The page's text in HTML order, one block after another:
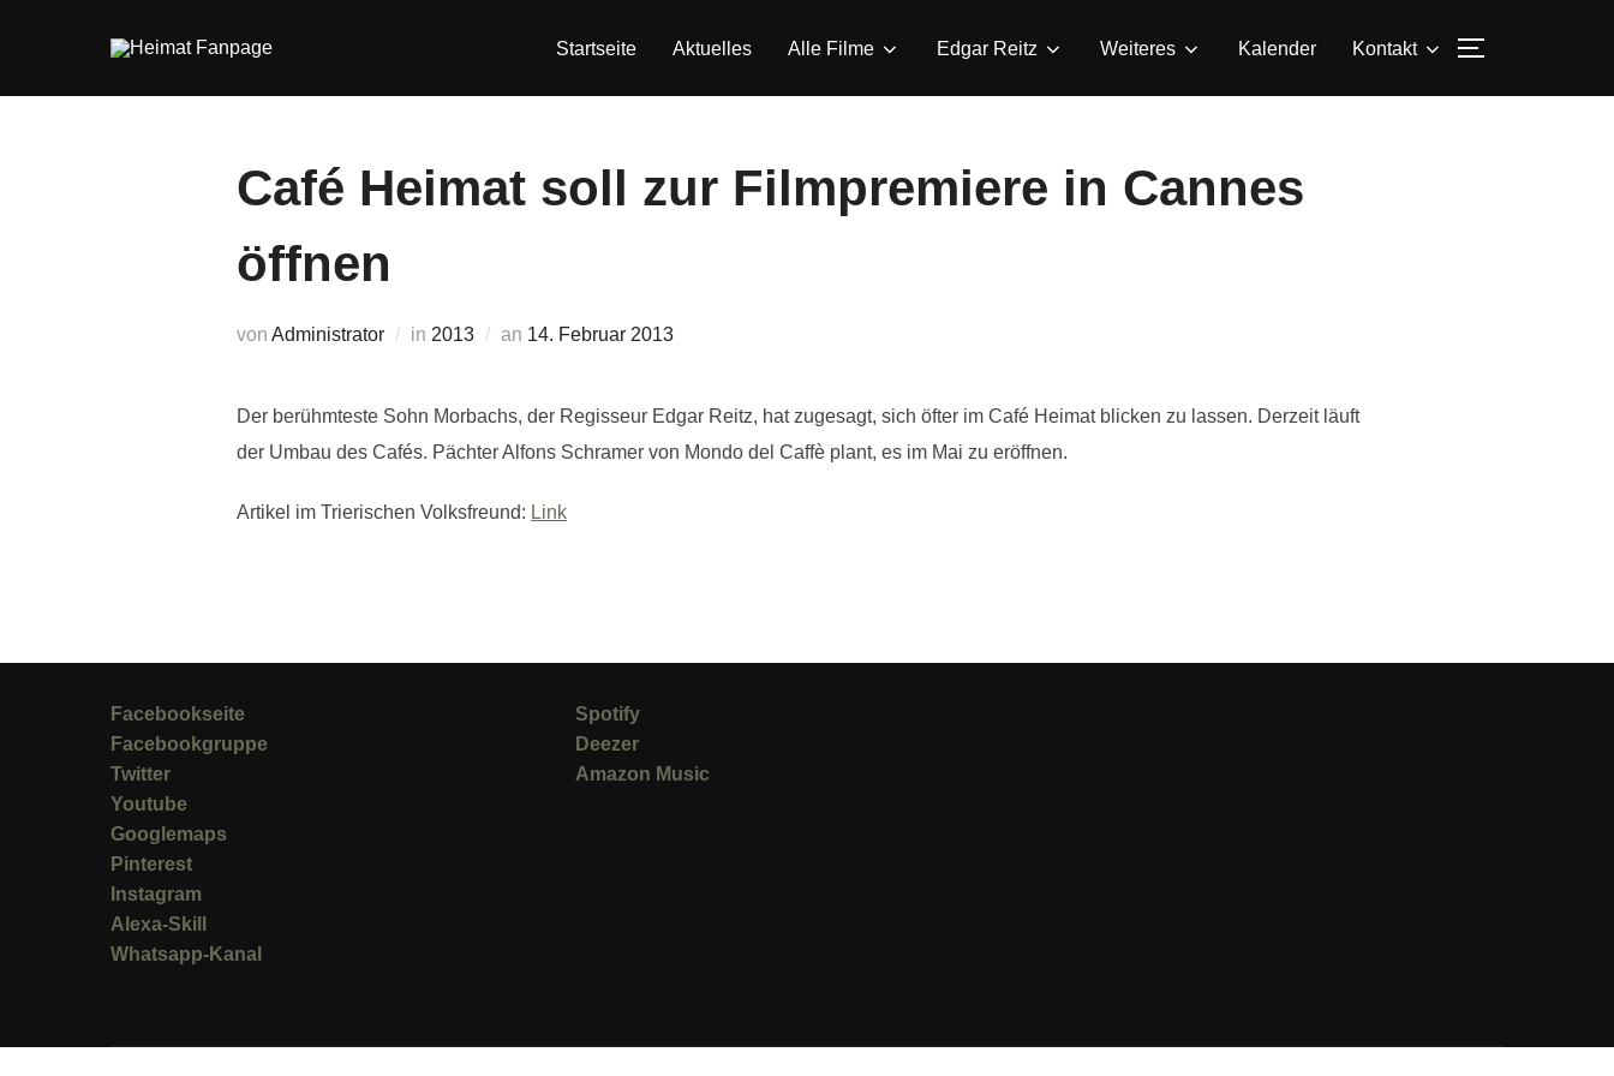
Startseite Aktuelles Alle Filme Edgar Reitz Weiteres Kalender Kontakt
Café Heimat soll zur Filmpremiere in Cannes
öffnen
von Administrator in 2013 an Veröffentlicht
14. Februar 2013
Der berühmteste Sohn Morbachs, der Regisseur Edgar Reitz, hat zugesagt, sich öfter im Café Heimat blicken zu lassen. Derzeit läuft
der Umbau des Cafés. Pächter Alfons Schramer von Mondo del Caffè plant, es im Mai zu eröffnen.
Artikel im Trierischen Volksfreund: Link
Facebookseite
Facebookgruppe
Twitter
Youtube
Googlemaps
Pinterest
Instagram
Alexa-Skill
Whatsapp-Kanal
Spotify
Deezer
Amazon Music